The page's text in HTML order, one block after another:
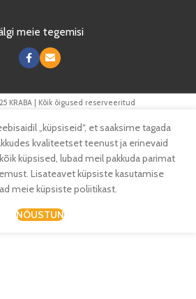
meie tegemisi
KRABA | Kõik õigused reserveeritud
„küpsiseid“, et saaksime tagada
kvaliteetset teenust ja erinevaid
küpsised, lubad meil pakkuda parimat
Lisateavet küpsiste kasutamise
meie küpsiste poliitikast.
NÕUSTUN